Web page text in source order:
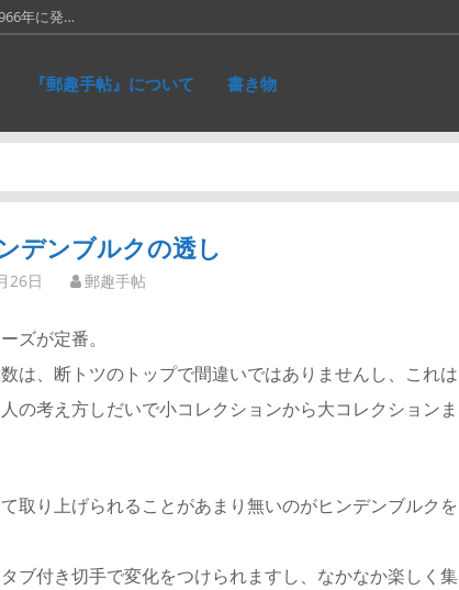
年に発…
ったリ…
５銭切手。画…
事が一段落。…
『郵趣手帖』について 書き物
デンブルクの透し
26日 郵趣手帖
ズが定番。
は、断トツのトップで間違いではありませんし、これは
の考え方しだいで小コレクションから大コレクションま
取り上げられることがあまり無いのがヒンデンブルクを
ブ付き切手で変化をつけられますし、なかなか楽しく集